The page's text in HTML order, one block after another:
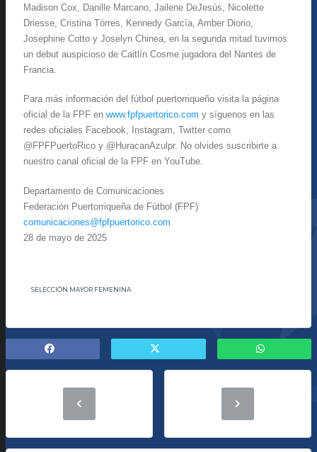
Madison Cox, Danille Marcano, Jailene DeJesús, Nicolette
Driesse, Cristina Tórres, Kennedy García, Amber Diorio,
Josephine Cotto y Joselyn Chinea, en la segunda mitad tuvimos
un debut auspicioso de Caitlín Cosme jugadora del Nantes de
Francia.
Para más información del fútbol puertorriqueño visita la página
oficial de la FPF en www.fpfpuertorico.com y síguenos en las
redes oficiales Facebook, Instagram, Twitter como
@FPFPuertoRico y @HuracanAzulpr. No olvides suscribirte a
nuestro canal oficial de la FPF en YouTube.
Departamento de Comunicaciones
Federación Puertorriqueña de Fútbol (FPF)
comunicaciones@fpfpuertorico. com
28 de mayo de 2025
SELECCIÓN MAYOR FEMENINA